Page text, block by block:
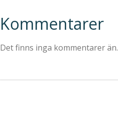
Kommentarer
Det finns inga kommentarer än.